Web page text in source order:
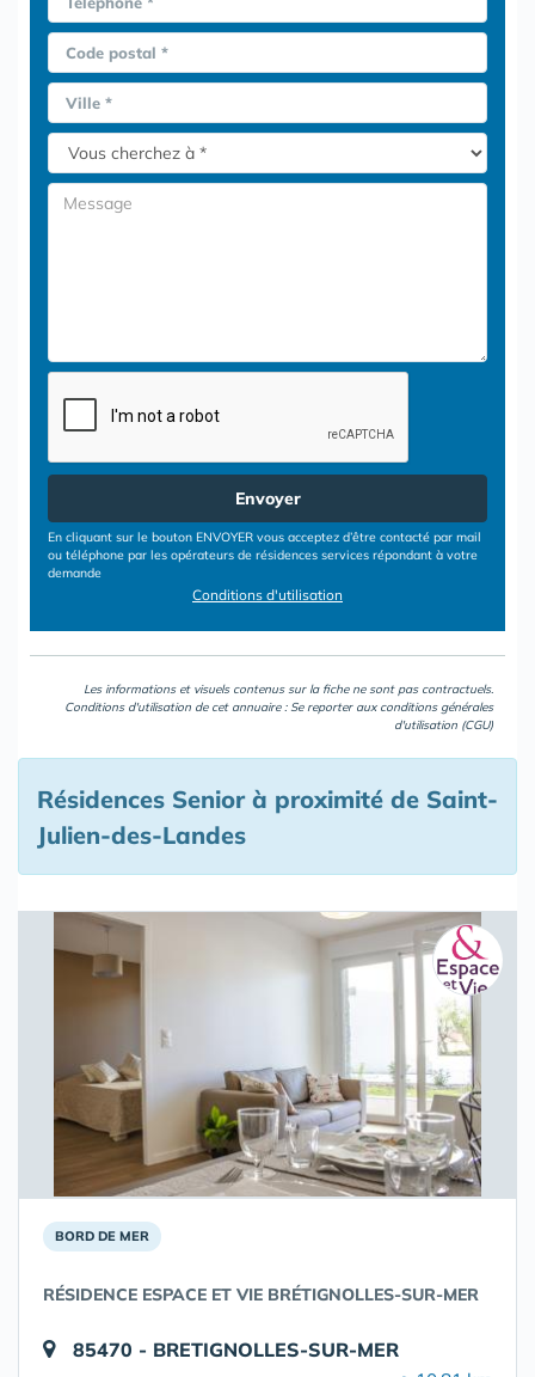
Code postal *
Ville *
Envoyer
En cliquant sur le bouton ENVOYER vous acceptez d’être contacté par mail
ou téléphone par les opérateurs de résidences services répondant à votre
demande
Conditions d'utilisation
Les informations et visuels contenus sur la fiche ne sont pas contractuels.
Conditions d'utilisation de cet annuaire : Se reporter aux conditions générales
d'utilisation (CGU)
Résidences Senior à proximité de Saint-
Julien-des-Landes
BORD DE MER
RÉSIDENCE ESPACE ET VIE BRÉTIGNOLLES-SUR-MER
85470 - BRETIGNOLLES-SUR-MER